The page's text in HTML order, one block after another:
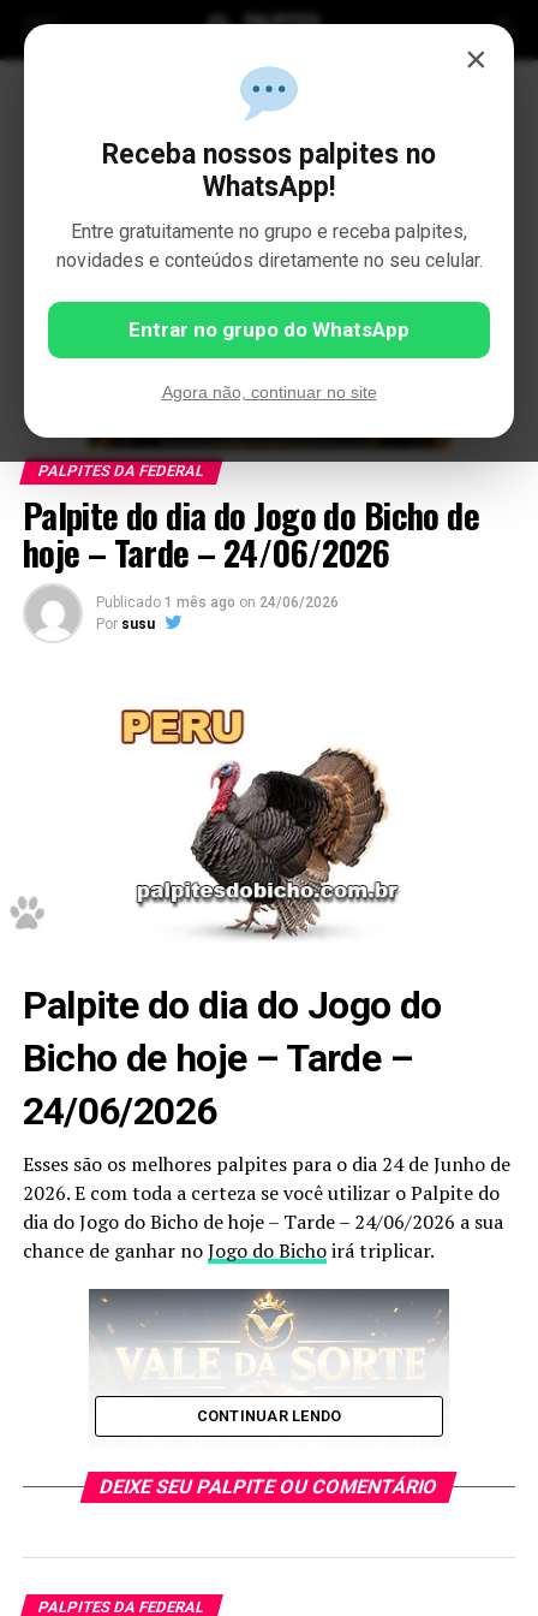
PALPITES DA FEDERAL
Palpite do dia do Jogo do Bicho de
hoje – Tarde – 24/06/2026
Publicado 1 mês ago on 24/06/2026
Por susu
Palpite do dia do Jogo do
Bicho de hoje – Tarde –
24/06/2026
Esses são os melhores palpites para o dia 24 de Junho de
2026. E com toda a certeza se você utilizar o Palpite do
dia do Jogo do Bicho de hoje – Tarde – 24/06/2026 a sua
chance de ganhar noJogo do Bichoirá triplicar.
CONTINUAR LENDO
DEIXE SEU PALPITE OU COMENTÁRIO
PALPITES DA FEDERAL
×
Receba nossos palpites no
WhatsApp!
Entre gratuitamente no grupo e receba palpites,
novidades e conteúdos diretamente no seu celular.
Entrar no grupo do WhatsApp
Agora não, continuar no site